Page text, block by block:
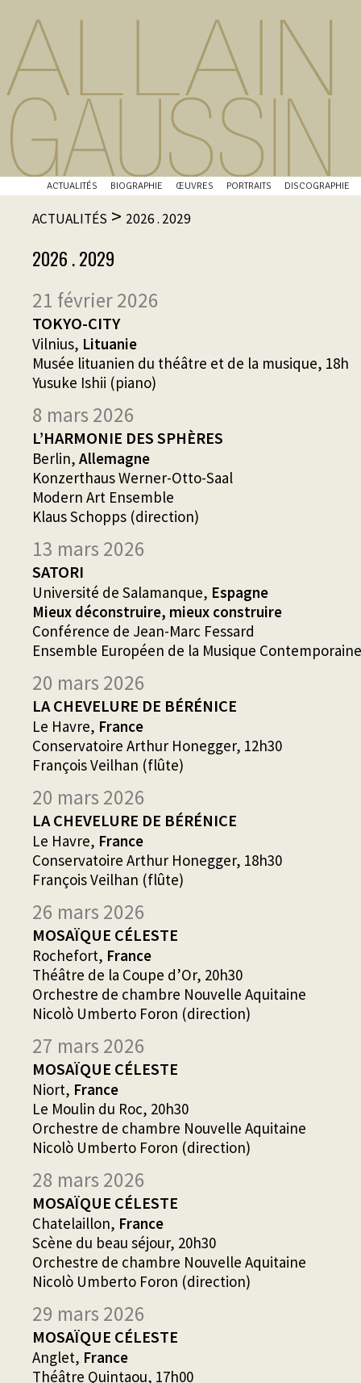
ACTUALITÉS BIOGRAPHIE ŒUVRES PORTRAITS DISCOGRAPHIE
ACTUALITÉS > 2026 . 2029
2026 . 2029
21 février 2026
TOKYO-CITY
Vilnius, Lituanie
Musée lituanien du théâtre et de la musique, 18h
Yusuke Ishii (piano)
8 mars 2026
L’HARMONIE DES SPHÈRES
Berlin, Allemagne
Konzerthaus Werner-Otto-Saal
Modern Art Ensemble
Klaus Schopps (direction)
13 mars 2026
SATORI
Université de Salamanque, Espagne
Mieux déconstruire, mieux construire
Conférence de Jean-Marc Fessard
Ensemble Européen de la Musique Contemporaine
20 mars 2026
LA CHEVELURE DE BÉRÉNICE
Le Havre, France
Conservatoire Arthur Honegger, 12h30
François Veilhan (flûte)
20 mars 2026
LA CHEVELURE DE BÉRÉNICE
Le Havre, France
Conservatoire Arthur Honegger, 18h30
François Veilhan (flûte)
26 mars 2026
MOSAÏQUE CÉLESTE
Rochefort, France
Théâtre de la Coupe d’Or, 20h30
Orchestre de chambre Nouvelle Aquitaine
Nicolò Umberto Foron (direction)
27 mars 2026
MOSAÏQUE CÉLESTE
Niort, France
Le Moulin du Roc, 20h30
Orchestre de chambre Nouvelle Aquitaine
Nicolò Umberto Foron (direction)
28 mars 2026
MOSAÏQUE CÉLESTE
Chatelaillon, France
Scène du beau séjour, 20h30
Orchestre de chambre Nouvelle Aquitaine
Nicolò Umberto Foron (direction)
29 mars 2026
MOSAÏQUE CÉLESTE
Anglet, France
Théâtre Quintaou, 17h00